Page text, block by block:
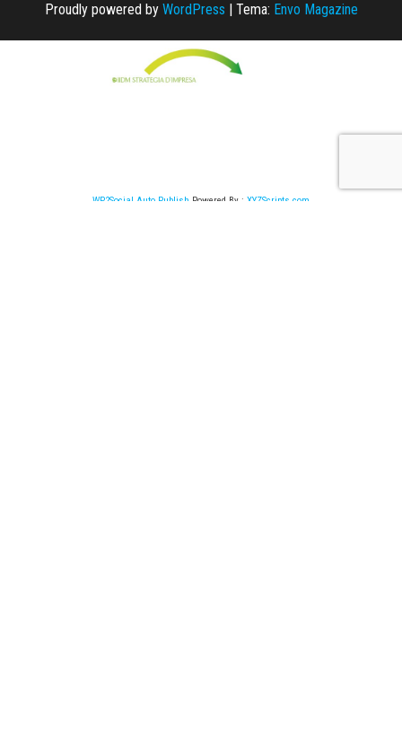
Proudly powered by WordPress Tema: Envo Magazine
WP2Social Auto Publish Powered By : XYZScripts.com